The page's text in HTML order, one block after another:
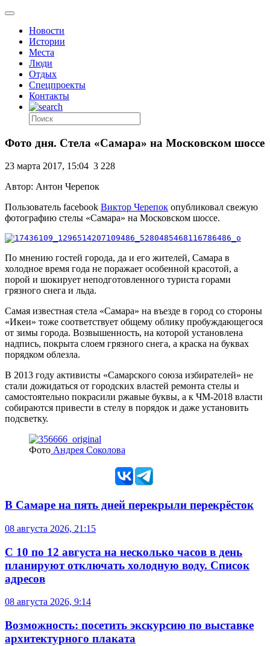
Новости
Истории
Места
Люди
Отдых
Спецпроекты
Контакты
Фото дня. Стела «Самара» на Московском шоссе
23 марта 2017, 15:04 3 228
Автор: Антон Черепок
Пользователь facebook Виктор Черепок опубликовал свежую
фотографию стелы «Самара» на Московском шоссе.
По мнению гостей города, да и его жителей, Самара в
холодное время года не поражает особенной красотой, а
порой и шокирует неподготовленного туриста горами
грязного снега и льда.
Cамая известная стела «Самара» на въезде в город со стороны
«Икеи» тоже соответствует общему облику пробуждающегося
от зимы города. Возвышенность, на которой установлена
надпись, покрыта слоем грязного снега, а краска на буквах
порядком облезла.
В 2013 году активисты «Самарского союза избирателей» не
стали дожидаться от городских властей ремонта стелы и
самостоятельно покрасили ржавые буквы, а к ЧМ-2018 власти
собираются привести в стелу в порядок и даже установить
подсветку.
Фото Андрея Соколова
В Самаре на пять дней перекрыли перекрёсток
08 августа 2026, 21:15
С 10 по 12 августа на несколько часов в день
планируют отключать холодную воду. Список
адресов
08 августа 2026, 9:14
Возможность: посетить экскурсию по выставке
архитектурного плаката